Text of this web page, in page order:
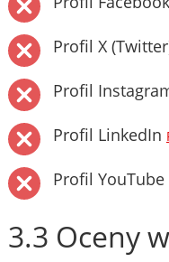
Profil X
Profil
Profil LinkedIn
Profil YouTube
3.3 Oceny